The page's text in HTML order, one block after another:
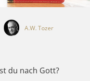
A.W. Tozer
du nach Gott?